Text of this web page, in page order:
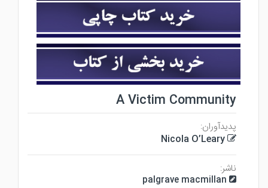
A Victim Community
پدیدآوران:
Nicola O’Leary
ناشر:
palgrave macmillan